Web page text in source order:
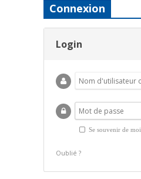
Connexion
Login
Se souvenir de moi
Oublié ?